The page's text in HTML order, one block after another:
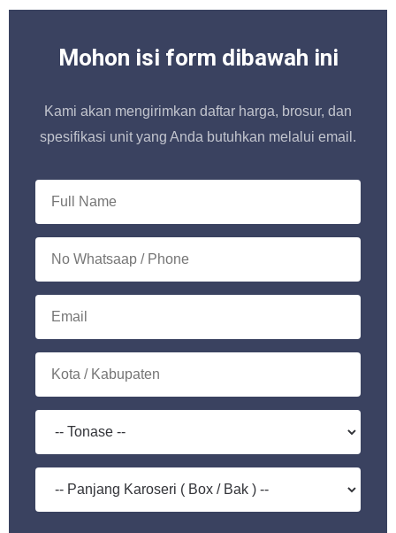
Mohon isi form dibawah ini
Kami akan mengirimkan daftar harga, brosur, dan
spesifikasi unit yang Anda butuhkan melalui email.